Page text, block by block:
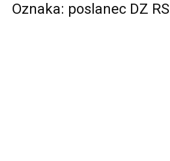
Oznaka: poslanec DZ RS